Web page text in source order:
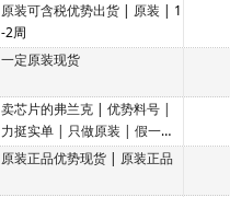
原装可含税优势出货 | 原装 | 1
-2周
一定原装现货
卖芯片的弗兰克 | 优势料号 |
力挺实单 | 只做原装 | 假一赔
十
原装正品优势现货 | 原装正品